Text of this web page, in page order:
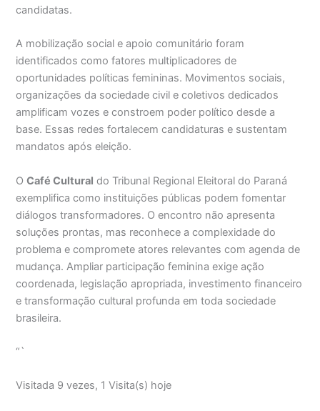
candidatas.
A mobilização social e apoio comunitário foram
identificados como fatores multiplicadores de
oportunidades políticas femininas. Movimentos sociais,
organizações da sociedade civil e coletivos dedicados
amplificam vozes e constroem poder político desde a
base. Essas redes fortalecem candidaturas e sustentam
mandatos após eleição.
OCafé Cultural do Tribunal Regional Eleitoral do Paraná
exemplifica como instituições públicas podem fomentar
diálogos transformadores. O encontro não apresenta
soluções prontas, mas reconhece a complexidade do
problema e compromete atores relevantes com agenda de
mudança. Ampliar participação feminina exige ação
coordenada, legislação apropriada, investimento financeiro
e transformação cultural profunda em toda sociedade
brasileira.
“`
Visitada 9 vezes, 1 Visita(s) hoje